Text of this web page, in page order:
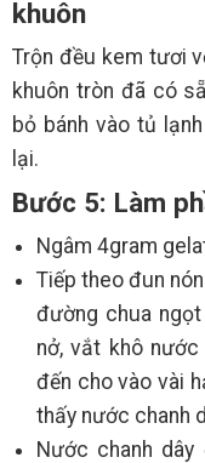
khuôn
Trộn đều kem tươi
khuôn tròn đã có
bỏ bánh vào tủ
lại.
Bước 5: Làm
Ngâm 4gram
Tiếp theo đun
đường chua
nở, vắt khô nước
đến cho vào vài
thấy nước chanh
Nước chanh